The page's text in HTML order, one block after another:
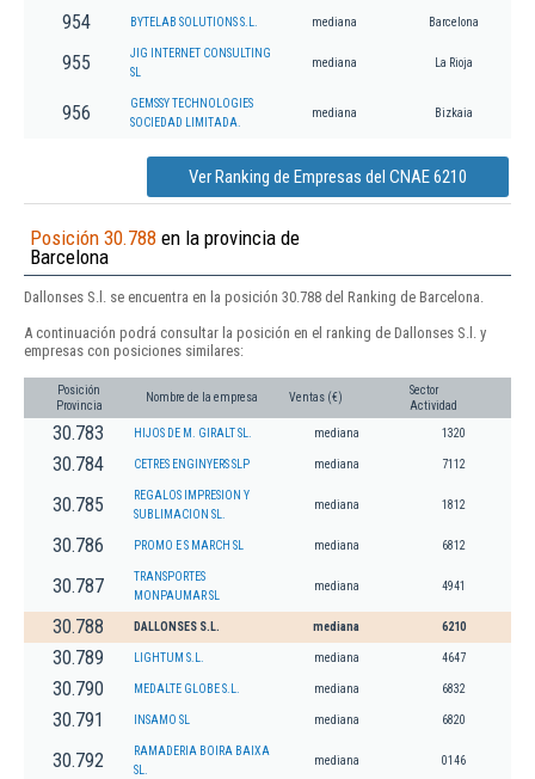
954 BYTELAB SOLUTIONS S.L. mediana Barcelona
955
JIG INTERNET CONSULTING
SL
mediana La Rioja
956
GEMSSY TECHNOLOGIES
SOCIEDAD LIMITADA.
mediana Bizkaia
Ver Ranking de Empresas del CNAE 6210
Posición 30.788 en la provincia de
Barcelona
Dallonses S.l. se encuentra en la posición 30.788 del Ranking de Barcelona.
A continuación podrá consultar la posición en el ranking de Dallonses S.l. y
empresas con posiciones similares:
Posición
Provincia
Nombre de la empresa Ventas (€)
Sector
Actividad
30.783 HIJOS DE M. GIRALT SL. mediana 1320
30.784 CETRES ENGINYERS SLP mediana 7112
30.785
REGALOS IMPRESION Y
SUBLIMACION SL.
mediana 1812
30.786 PROMO E S MARCH SL mediana 6812
30.787
TRANSPORTES
MONPAUMAR SL
mediana 4941
30.788 DALLONSES S.L. mediana 6210
30.789 LIGHTUM S.L. mediana 4647
30.790 MEDALTE GLOBE S.L. mediana 6832
30.791 INSAMO SL mediana 6820
30.792
RAMADERIA BOIRA BAIXA
SL.
mediana 0146